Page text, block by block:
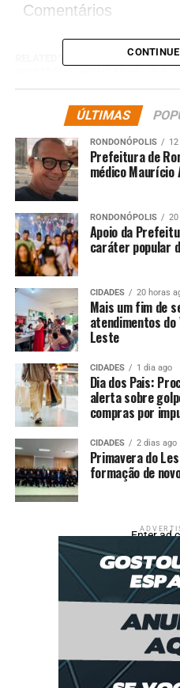
Comentários
APROVAÇÃO
Deputado solicita compra
DON'T MISS
Câmara de VG aprova lei
busca receber dívida de R$
ÚLTIMAS
RONDONÓPOLIS
Prefeitura de
médico Maurício
RONDONÓPOLIS
Apoio da
caráter popular
CIDADES 20 horas
Mais um fim de
atendimentos do
Leste
CIDADES 1 dia ago
Dia dos Pais:
alerta sobre
compras por
CIDADES 2 dias ago
Primavera do
formação de
Enter ad